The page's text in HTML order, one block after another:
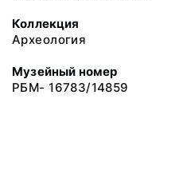
Коллекция
Археология
Музейный номер
РБМ- 16783/14859